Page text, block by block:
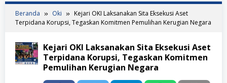
Beranda Oki
Kejari OKI Laksanakan Sita Eksekusi Aset
Terpidana Korupsi, Tegaskan Komitmen Pemulihan Kerugian Negara
Kejari OKI Laksanakan Sita Eksekusi Aset
Terpidana Korupsi, Tegaskan Komitmen
Pemulihan Kerugian Negara